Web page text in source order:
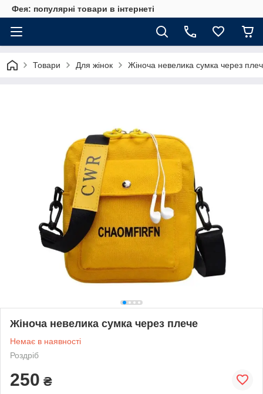
Фея: популярні товари в інтернеті
Товари Для жінок Жіноча невелика сумка через
Жіноча невелика сумка через плече
Немає в наявності
Роздріб
250 ₴